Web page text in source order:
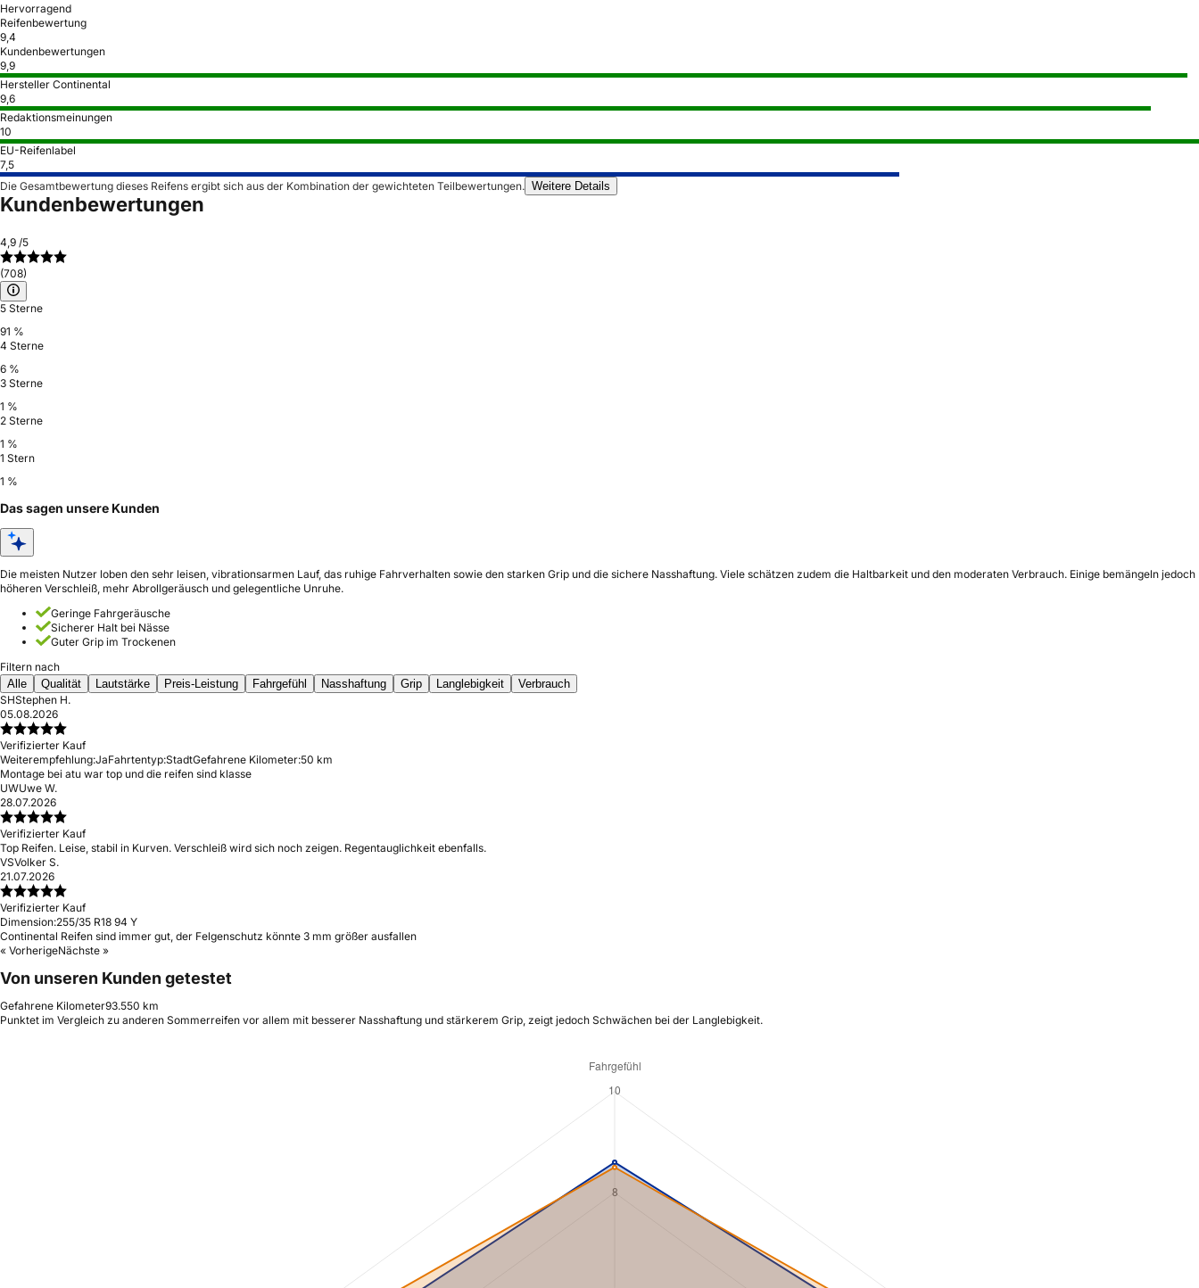
Hervorragend
Reifenbewertung
9,4
Kundenbewertungen
9,9
Hersteller Continental
9,6
Redaktionsmeinungen
10
EU-Reifenlabel
7,5
Die Gesamtbewertung dieses Reifens ergibt sich aus der Kombination der gewichteten Teilbewertungen. Weitere Details
Kundenbewertungen
4,9 /5
(708)
5 Sterne
91 %
4 Sterne
6 %
3 Sterne
1 %
2 Sterne
1 %
1 Stern
1 %
Das sagen unsere Kunden
Die meisten Nutzer loben den sehr leisen, vibrationsarmen Lauf, das ruhige Fahrverhalten sowie den starken Grip und die sichere Nasshaftung. Viele schätzen zudem die Haltbarkeit und den moderaten Verbrauch. Einige bemängeln jedoch
höheren Verschleiß, mehr Abrollgeräusch und gelegentliche Unruhe.
Geringe Fahrgeräusche
Sicherer Halt bei Nässe
Guter Grip im Trockenen
Filtern nach
Alle
Qualität Lautstärke Preis-Leistung Fahrgefühl Nasshaftung Grip Langlebigkeit
Verbrauch
SHStephen H.
05.08.2026
Verifizierter Kauf
Weiterempfehlung:JaFahrtentyp:StadtGefahrene Kilometer:50 km
Montage bei atu war top und die reifen sind klasse
UWUwe W.
28.07.2026
Verifizierter Kauf
Top Reifen. Leise, stabil in Kurven. Verschleiß wird sich noch zeigen. Regentauglichkeit ebenfalls.
VSVolker S.
21.07.2026
Verifizierter Kauf
Dimension:255/35 R18 94 Y
Continental Reifen sind immer gut, der Felgenschutz könnte 3 mm größer ausfallen
« VorherigeNächste »
Von unseren Kunden getestet
Gefahrene Kilometer93.550 km
Punktet im Vergleich zu anderen Sommerreifen vor allem mit besserer Nasshaftung und stärkerem Grip, zeigt jedoch Schwächen bei der Langlebigkeit.